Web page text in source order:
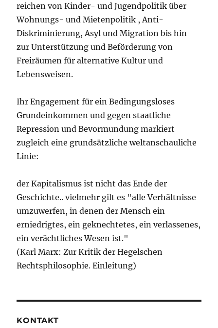
reichen von Kinder- und Jugendpolitik über
Wohnungs- und Mietenpolitik , Anti-
Diskriminierung, Asyl und Migration bis hin
zur Unterstützung und Beförderung von
Freiräumen für alternative Kultur und
Lebensweisen.
Ihr Engagement für ein Bedingungsloses
Grundeinkommen und gegen staatliche
Repression und Bevormundung markiert
zugleich eine grundsätzliche weltanschauliche
Linie:
der Kapitalismus ist nicht das Ende der
Geschichte.. vielmehr gilt es "alle Verhältnisse
umzuwerfen, in denen der Mensch ein
erniedrigtes, ein geknechtetes, ein verlassenes,
ein verächtliches Wesen ist."
(Karl Marx: Zur Kritik der Hegelschen
Rechtsphilosophie. Einleitung)
KONTAKT